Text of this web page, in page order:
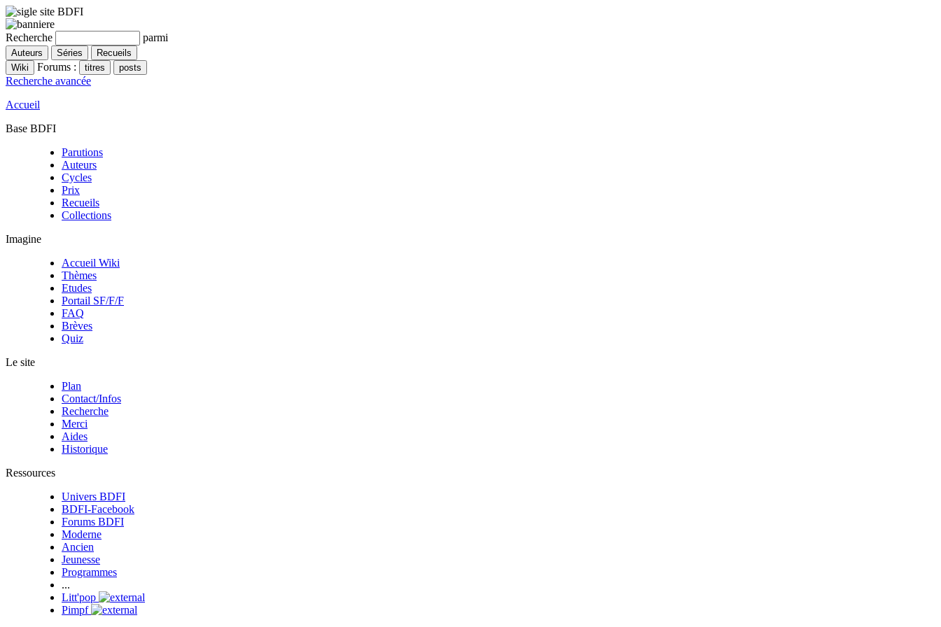
Recherche parmi
Forums :
Recherche avancée
Accueil
Base BDFI
Parutions
Auteurs
Cycles
Prix
Recueils
Collections
Imagine
Accueil Wiki
Thèmes
Etudes
Portail SF/F/F
FAQ
Brèves
Quiz
Le site
Plan
Contact/Infos
Recherche
Merci
Aides
Historique
Ressources
Univers BDFI
BDFI-Facebook
Forums BDFI
Moderne
Ancien
Jeunesse
Programmes
...
Litt'pop
Pimpf